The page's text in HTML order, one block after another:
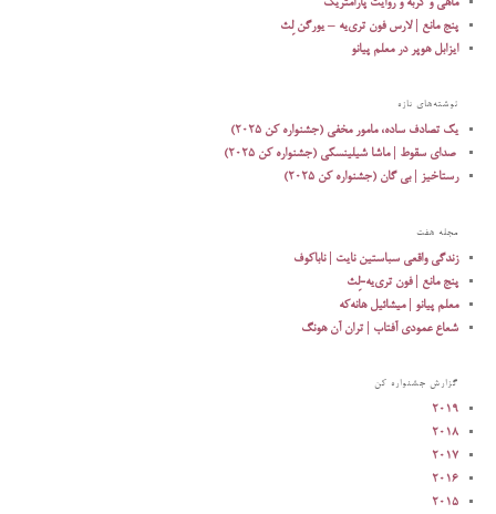
پنج مانع | لارس فون تری‌یه – یورگن لِث
ایزابل هوپر در معلم پیانو
نوشته‌های تازه
یک تصادف ساده، مامور مخفی (جشنواره کن ۲۰۲۵)
رستاخیز | بی گان (جشنواره کن ۲۰۲۵)
مجله هفت
زندگی واقعی سباستین نایت | ناباکوف
پنج مانع | فون تری‌یه-لِث
معلم پیانو | میشائیل هانه‌که
شعاع عمودی آفتاب | تران آن هونگ
گزارش جشنواره کن
۲۰۱۹
۲۰۱۸
۲۰۱۷
۲۰۱۶
۲۰۱۵